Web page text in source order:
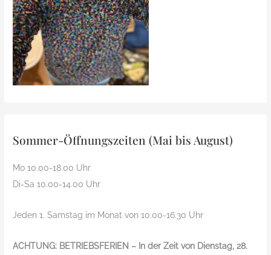
Sommer-Öffnungszeiten (Mai bis August)
Mo 10.00-18.00 Uhr
Di-Sa 10.00-14.00 Uhr
Jeden 1. Samstag im Monat von 10.00-16.30 Uhr
ACHTUNG: BETRIEBSFERIEN – In der Zeit von Dienstag, 28.